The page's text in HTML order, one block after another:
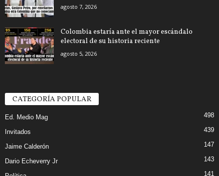
agosto 7, 2026
Colombia estaría ante el mayor escándalo
electoral de su historia reciente
agosto 5, 2026
CATEGORÍA POPULAR
Ed. Medio Mag 498
Invitados 439
Jaime Calderón 147
Dario Echeverry Jr 143
141